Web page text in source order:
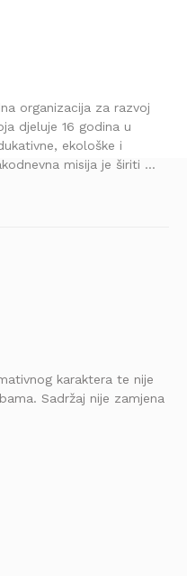
organizacija za razvoj
djeluje 16 godina u
ekološke i
misija je širiti ...
karaktera te nije
Sadržaj nije zamjena